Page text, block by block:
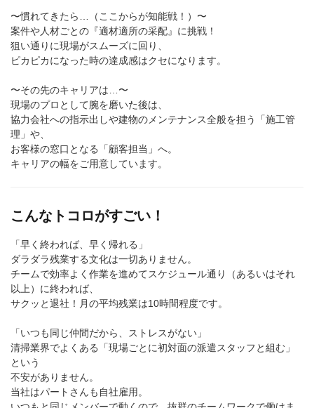
〜慣れてきたら…（ここからが知能戦！）〜
案件や人材ごとの『適材適所の采配』に挑戦！
狙い通りに現場がスムーズに回り、
ピカピカになった時の達成感はクセになります。
〜その先のキャリアは…〜
現場のプロとして腕を磨いた後は、
協力会社への指示出しや建物のメンテナンス全般を担う「施工管
理」や、
お客様の窓口となる「顧客担当」へ。
キャリアの幅をご用意しています。
こんなトコロがすごい！
「早く終われば、早く帰れる」
ダラダラ残業する文化は一切ありません。
チームで効率よく作業を進めてスケジュール通り（あるいはそれ
以上）に終われば、
サクッと退社！月の平均残業は10時間程度です。
「いつも同じ仲間だから、ストレスがない」
清掃業界でよくある「現場ごとに初対面の派遣スタッフと組む」
という
不安がありません。
当社はパートさんも自社雇用。